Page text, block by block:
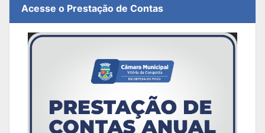
Acesse o Prestação de Contas